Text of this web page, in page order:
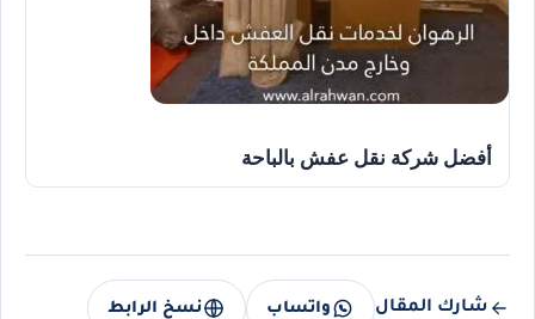
أفضل شركة نقل عفش بالباحة
شارك المقال واتساب نسخ الرابط